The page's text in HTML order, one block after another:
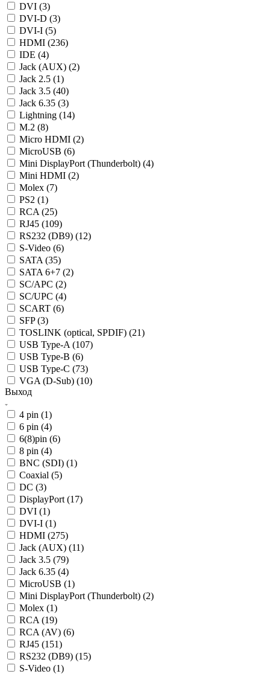
DVI (3)
DVI-D (3)
DVI-I (5)
HDMI (236)
IDE (4)
Jack (AUX) (2)
Jack 2.5 (1)
Jack 3.5 (40)
Jack 6.35 (3)
Lightning (14)
M.2 (8)
Micro HDMI (2)
MicroUSB (6)
Mini DisplayPort (Thunderbolt) (4)
Mini HDMI (2)
Molex (7)
PS2 (1)
RCA (25)
RJ45 (109)
RS232 (DB9) (12)
S-Video (6)
SATA (35)
SATA 6+7 (2)
SC/APC (2)
SC/UPC (4)
SCART (6)
SFP (3)
TOSLINK (optical, SPDIF) (21)
USB Type-A (107)
USB Type-B (6)
USB Type-C (73)
VGA (D-Sub) (10)
Выход
4 pin (1)
6 pin (4)
6(8)pin (6)
8 pin (4)
BNC (SDI) (1)
Coaxial (5)
DC (3)
DisplayPort (17)
DVI (1)
DVI-I (1)
HDMI (275)
Jack (AUX) (11)
Jack 3.5 (79)
Jack 6.35 (4)
MicroUSB (1)
Mini DisplayPort (Thunderbolt) (2)
Molex (1)
RCA (19)
RCA (AV) (6)
RJ45 (151)
RS232 (DB9) (15)
S-Video (1)